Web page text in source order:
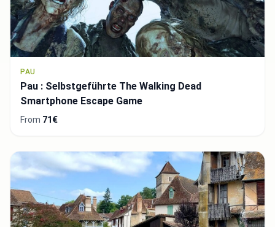
PAU
Pau : Selbstgeführte The Walking Dead
Smartphone Escape Game
From 71€